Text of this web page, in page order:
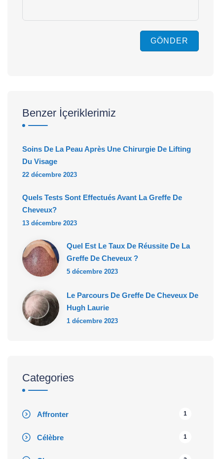
GÖNDER
Benzer İçeriklerimiz
Soins De La Peau Après Une Chirurgie De Lifting
Du Visage
22 décembre 2023
Quels Tests Sont Effectués Avant La Greffe De
Cheveux?
13 décembre 2023
Quel Est Le Taux De Réussite De La
Greffe De Cheveux ?
5 décembre 2023
Le Parcours De Greffe De Cheveux De
Hugh Laurie
1 décembre 2023
Categories
Affronter 1
Célèbre 1